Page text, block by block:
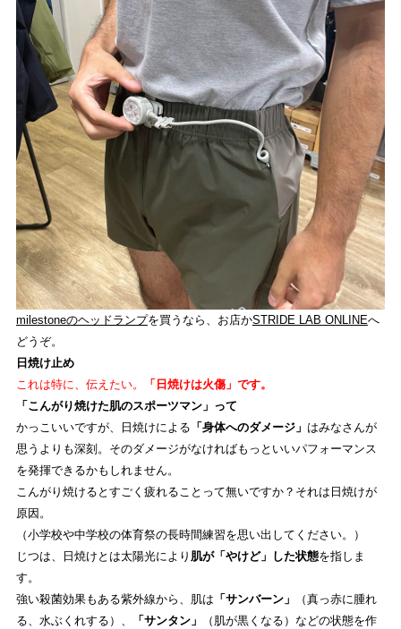
milestoneのヘッドランプを買うなら、お店かSTRIDE LAB ONLINEへ
どうぞ。
日焼け止め
これは特に、伝えたい。
「日焼けは火傷」です。
「こんがり焼けた肌のスポーツマン」って
かっこいいですが、日焼けによる 「身体へのダメージ」 はみなさんが
思うよりも深刻。そのダメージがなければもっといいパフォーマンス
を発揮できるかもしれません。
こんがり焼けるとすごく疲れることって無いですか？それは日焼けが
原因。
（小学校や中学校の体育祭の長時間練習を思い出してください。）
じつは、日焼けとは太陽光により 肌が「やけど」した状態を指しま
す。
強い殺菌効果もある紫外線から、肌は 「サンバーン」
（真っ赤に腫れ
る、水ぶくれする）、
「サンタン」
（肌が黒くなる）などの状態を作